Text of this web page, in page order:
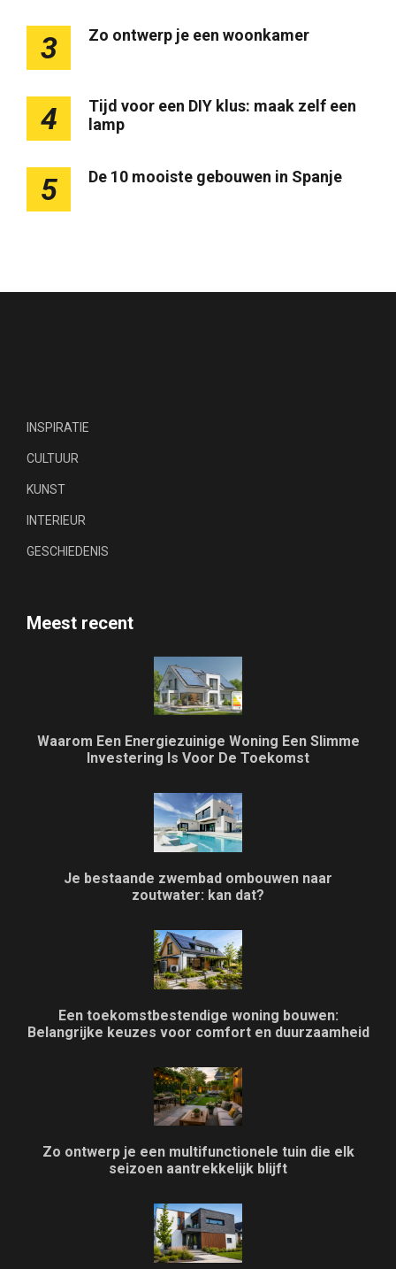
3 Zo ontwerp je een woonkamer
4
Tijd voor een DIY klus: maak zelf een
lamp
5 De 10 mooiste gebouwen in Spanje
INSPIRATIE
CULTUUR
KUNST
INTERIEUR
GESCHIEDENIS
Meest recent
Waarom Een Energiezuinige Woning Een Slimme
Investering Is Voor De Toekomst
Je bestaande zwembad ombouwen naar
zoutwater: kan dat?
Een toekomstbestendige woning bouwen:
Belangrijke keuzes voor comfort en duurzaamheid
Zo ontwerp je een multifunctionele tuin die elk
seizoen aantrekkelijk blijft